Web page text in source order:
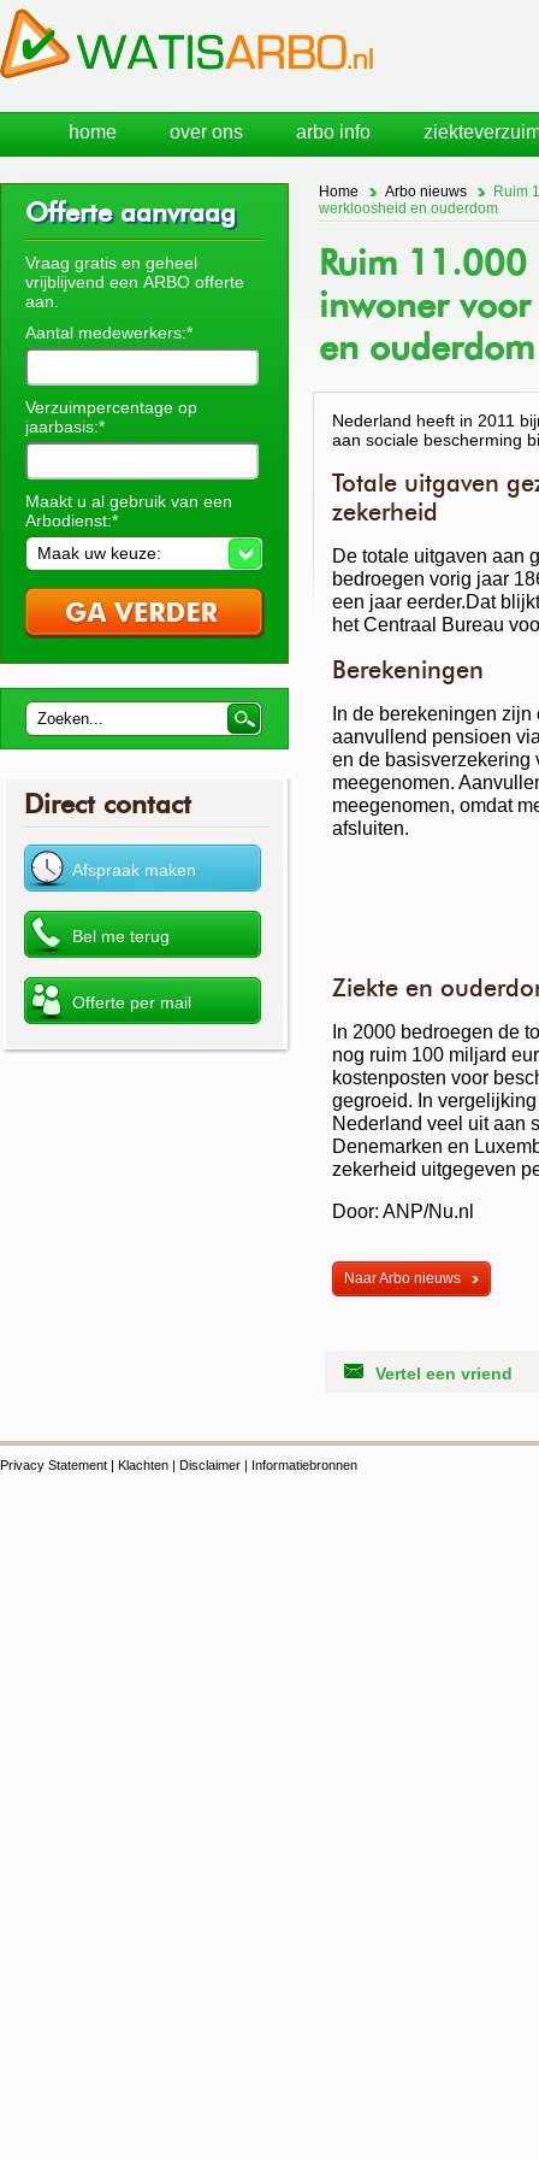
Home Arbo nieuws
Ruim
werkloosheid en ouderdom
Ruim
inwoner
en
Nederland heeft in 2011
aan sociale bescherming
Totale uitgaven
zekerheid
De totale uitgaven aan
bedroegen vorig jaar
een jaar eerder.Dat
het Centraal Bureau
Berekeningen
In de berekeningen zijn
aanvullend pensioen
en de basisverzekering
meegenomen.
meegenomen, omdat
afsluiten.
Ziekte en
In 2000 bedroegen de
nog ruim 100 miljard
kostenposten voor
gegroeid. In
Nederland veel uit aan
Denemarken en
zekerheid uitgegeven
Door: ANP/Nu.nl
Naar Arbo nieuws
Vertel een vriend
Offerte aanvraag
Vraag gratis en geheel
vrijblijvend een ARBO offerte
aan.
Aantal medewerkers:*
Verzuimpercentage op
jaarbasis:*
Maakt u al gebruik van een
Arbodienst:*
Maak uw keuze:
Direct contact
Privacy Statement | Klachten | Disclaimer | Informatiebronnen
home over ons arbo info